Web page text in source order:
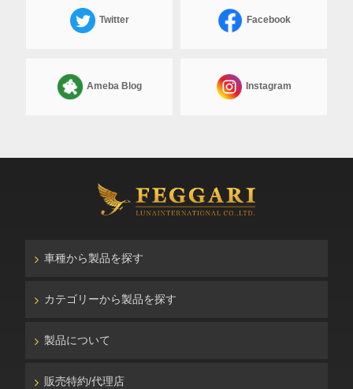
Twitter Facebook
Ameba Blog Instagram
車種から製品を探す
カテゴリーから製品を探す
製品について
販売特約/代理店